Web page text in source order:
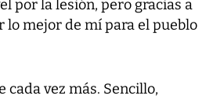
por la lesión, pero gracias a
lo mejor de mí para el pueblo
vez más. Sencillo,